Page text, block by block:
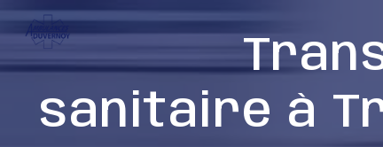
sanitaire à
Panneau de gestion des cookies